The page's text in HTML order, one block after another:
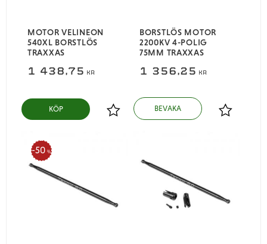
MOTOR VELINEON
540XL BORSTLÖS
TRAXXAS
1 438,75 KR
Lägg till i favoriter
KÖP
BORSTLÖS MOTOR
2200KV 4-POLIG
75MM TRAXXAS
1 356,25 KR
Lägg till i
50 %